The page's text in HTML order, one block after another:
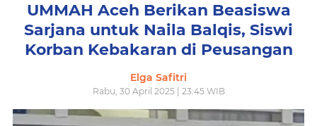
UMMAH Aceh Berikan Beasiswa
Sarjana untuk Naila Balqis, Siswi
Korban Kebakaran di Peusangan
Elga Safitri
Rabu, 30 April 2025 | 23:45 WIB